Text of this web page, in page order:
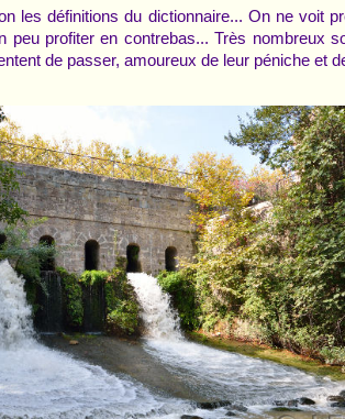
les définitions du dictionnaire... On ne voit
profiter en contrebas... Très nombreux
de passer, amoureux de leur péniche et